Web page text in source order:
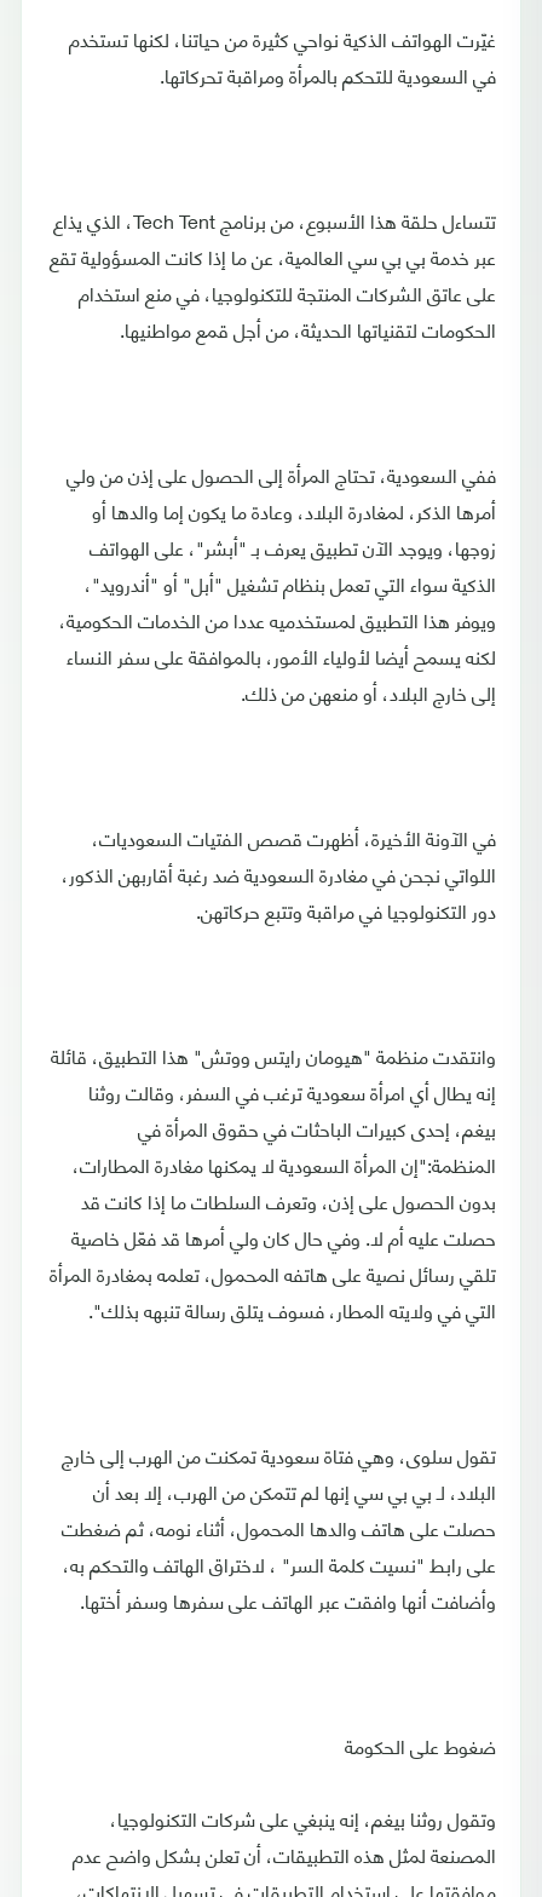
غيّرت الهواتف الذكية نواحي كثيرة من حياتنا، لكنها تستخدم
في السعودية للتحكم بالمرأة ومراقبة تحركاتها.
تتساءل حلقة هذا الأسبوع، من برنامج Tech Tent، الذي يذاع
عبر خدمة بي بي سي العالمية، عن ما إذا كانت المسؤولية تقع
على عاتق الشركات المنتجة للتكنولوجيا، في منع استخدام
الحكومات لتقنياتها الحديثة، من أجل قمع مواطنيها.
ففي السعودية، تحتاج المرأة إلى الحصول على إذن من ولي
أمرها الذكر، لمغادرة البلاد، وعادة ما يكون إما والدها أو
زوجها، ويوجد الآن تطبيق يعرف بـ "أبشر"، على الهواتف
الذكية سواء التي تعمل بنظام تشغيل "أبل" أو "أندرويد"،
ويوفر هذا التطبيق لمستخدميه عددا من الخدمات الحكومية،
لكنه يسمح أيضا لأولياء الأمور، بالموافقة على سفر النساء
إلى خارج البلاد، أو منعهن من ذلك.
في الآونة الأخيرة، أظهرت قصص الفتيات السعوديات،
اللواتي نجحن في مغادرة السعودية ضد رغبة أقاربهن الذكور،
دور التكنولوجيا في مراقبة وتتبع حركاتهن.
وانتقدت منظمة "هيومان رايتس ووتش" هذا التطبيق، قائلة
إنه يطال أي امرأة سعودية ترغب في السفر، وقالت روثنا
بيغم، إحدى كبيرات الباحثات في حقوق المرأة في
المنظمة:"إن المرأة السعودية لا يمكنها مغادرة المطارات،
بدون الحصول على إذن، وتعرف السلطات ما إذا كانت قد
حصلت عليه أم لا. وفي حال كان ولي أمرها قد فعّل خاصية
تلقي رسائل نصية على هاتفه المحمول، تعلمه بمغادرة المرأة
التي في ولايته المطار، فسوف يتلق رسالة تنبهه بذلك".
تقول سلوى، وهي فتاة سعودية تمكنت من الهرب إلى خارج
البلاد، لـ بي بي سي إنها لم تتمكن من الهرب، إلا بعد أن
حصلت على هاتف والدها المحمول، أثناء نومه، ثم ضغطت
على رابط "نسيت كلمة السر" ، لاختراق الهاتف والتحكم به،
وأضافت أنها وافقت عبر الهاتف على سفرها وسفر أختها.
ضغوط على الحكومة
وتقول روثنا بيغم، إنه ينبغي على شركات التكنولوجيا،
المصنعة لمثل هذه التطبيقات، أن تعلن بشكل واضح عدم